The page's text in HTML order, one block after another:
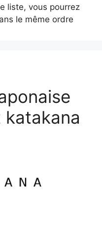
liste, vous pourrez
le même ordre